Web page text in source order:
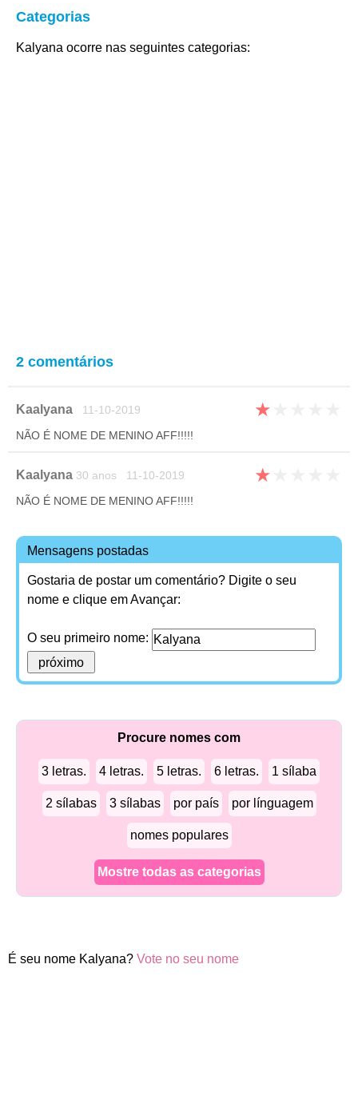
Categorias
Kalyana ocorre nas seguintes categorias:
2 comentários
Kaalyana 11-10-2019 ★
NÃO É NOME DE MENINO AFF!!!!!
Kaalyana 30 anos 11-10-2019 ★
NÃO É NOME DE MENINO AFF!!!!!
Mensagens postadas
Gostaria de postar um comentário? Digite o seu
nome e clique em Avançar:
O seu primeiro nome:
Procure nomes com
3 letras. 4 letras. 5 letras. 6 letras. 1 sílaba
2 sílabas 3 sílabas por país por línguagem
nomes populares
Mostre todas as categorias
É seu nome Kalyana? Vote no seu nome